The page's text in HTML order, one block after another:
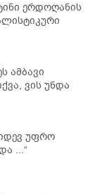
ერდოღანის
ამბავი
ვის უნდა
უფრო
...“